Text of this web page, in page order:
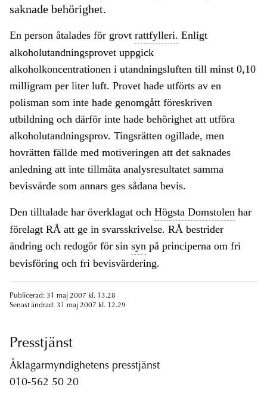
saknade behörighet.
En person åtalades för grovt rattfylleri. Enligt
alkoholutandningsprovet uppgick
alkoholkoncentrationen i utandningsluften till minst 0,10
milligram per liter luft. Provet hade utförts av en
polisman som inte hade genomgått föreskriven
utbildning och därför inte hade behörighet att utföra
alkoholutandningsprov. Tingsrätten ogillade, men
hovrätten fällde med motiveringen att det saknades
anledning att inte tillmäta analysresultatet samma
bevisvärde som annars ges sådana bevis.
Den tilltalade har överklagat och Högsta Domstolen har
förelagt RÅ att ge in svarsskrivelse. RÅ bestrider
ändring och redogör för sin syn på principerna om fri
bevisföring och fri bevisvärdering.
Publicerad: 31 maj 2007 kl. 13.28
Senast ändrad: 31 maj 2007 kl. 12.29
Presstjänst
Åklagarmyndighetens presstjänst
010-562 50 20